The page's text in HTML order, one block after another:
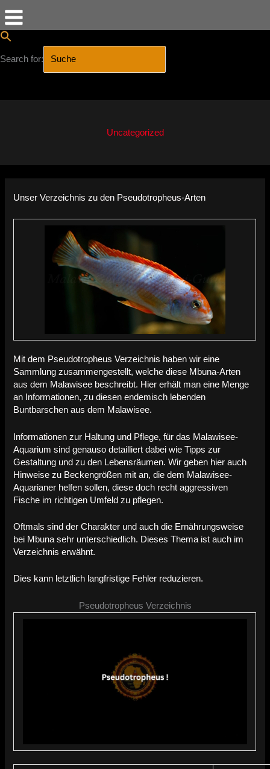
Search for:
Uncategorized
Unser Verzeichnis zu den Pseudotropheus-Arten
Mit dem Pseudotropheus Verzeichnis haben wir eine
Sammlung zusammengestellt, welche diese Mbuna-Arten
aus dem Malawisee beschreibt. Hier erhält man eine Menge
an Informationen, zu diesen endemisch lebenden
Buntbarschen aus dem Malawisee.
Informationen zur Haltung und Pflege, für das Malawisee-
Aquarium sind genauso detailliert dabei wie Tipps zur
Gestaltung und zu den Lebensräumen. Wir geben hier auch
Hinweise zu Beckengrößen mit an, die dem Malawisee-
Aquarianer helfen sollen, diese doch recht aggressiven
Fische im richtigen Umfeld zu pflegen.
Oftmals sind der Charakter und auch die Ernährungsweise
bei Mbuna sehr unterschiedlich. Dieses Thema ist auch im
Verzeichnis erwähnt.
Dies kann letztlich langfristige Fehler reduzieren.
Pseudotropheus Verzeichnis